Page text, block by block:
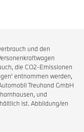
und den
die CO2-Emissionen
entnommen werden,
Treuhand GmbH
und
ist. Abbildung/en